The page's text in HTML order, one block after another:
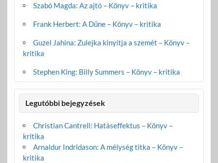
Szabó Magda: Az ajtó – Könyv – kritika
Frank Herbert: A Dűne – Könyv – kritika
Guzel Jahina: Zulejka kinyitja a szemét – Könyv –
kritika
Stephen King: Billy Summers – Könyv – kritika
Legutóbbi bejegyzések
Christian Cantrell: Hatáseffektus – Könyv –
kritika
Arnaldur Indridason: A mélység titka – Könyv –
kritika